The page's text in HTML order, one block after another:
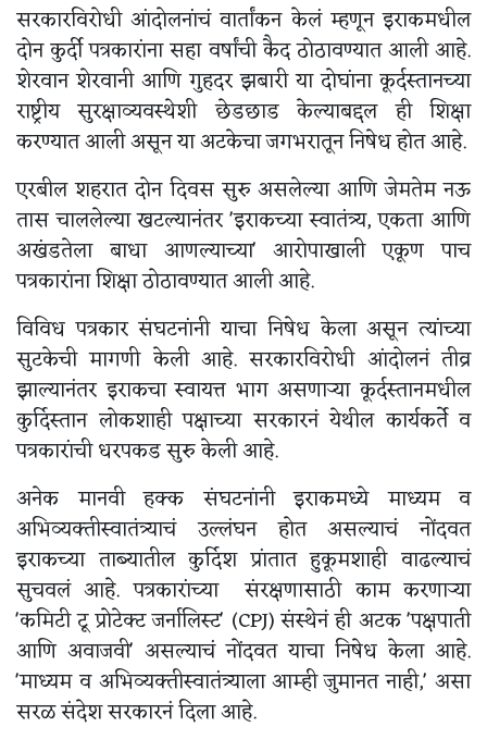
सरकारविरोधी आंदोलनांचं वार्तांकन केलं म्हणून इराकमधील
दोन कुर्दी पत्रकारांना सहा वर्षांची कैद ठोठावण्यात आली आहे.
शेरवान शेरवानी आणि गुहदर झबारी या दोघांना कूर्दस्तानच्या
राष्ट्रीय सुरक्षाव्यवस्थेशी छेडछाड केल्याबद्दल ही शिक्षा
करण्यात आली असून या अटकेचा जगभरातून निषेध होत आहे.
एरबील शहरात दोन दिवस सुरु असलेल्या आणि जेमतेम नऊ
तास चाललेल्या खटल्यानंतर 'इराकच्या स्वातंत्र्य, एकता आणि
अखंडतेला बाधा आणल्याच्या' आरोपाखाली एकूण पाच
पत्रकारांना शिक्षा ठोठावण्यात आली आहे.
विविध पत्रकार संघटनांनी याचा निषेध केला असून त्यांच्या
सुटकेची मागणी केली आहे. सरकारविरोधी आंदोलनं तीव्र
झाल्यानंतर इराकचा स्वायत्त भाग असणाऱ्या कूर्दस्तानमधील
कुर्दिस्तान लोकशाही पक्षाच्या सरकारनं येथील कार्यकर्ते व
पत्रकारांची धरपकड सुरु केली आहे.
अनेक मानवी हक्क संघटनांनी इराकमध्ये माध्यम व
अभिव्यक्तीस्वातंत्र्याचं उल्लंघन होत असल्याचं नोंदवत
इराकच्या ताब्यातील कुर्दिश प्रांतात हुकूमशाही वाढल्याचं
सुचवलं आहे. पत्रकारांच्या संरक्षणासाठी काम करणाऱ्या
'कमिटी टू प्रोटेक्ट जर्नालिस्ट' (CPJ) संस्थेनं ही अटक 'पक्षपाती
आणि अवाजवी' असल्याचं नोंदवत याचा निषेध केला आहे.
'माध्यम व अभिव्यक्तीस्वातंत्र्याला आम्ही जुमानत नाही,' असा
सरळ संदेश सरकारनं दिला आहे.